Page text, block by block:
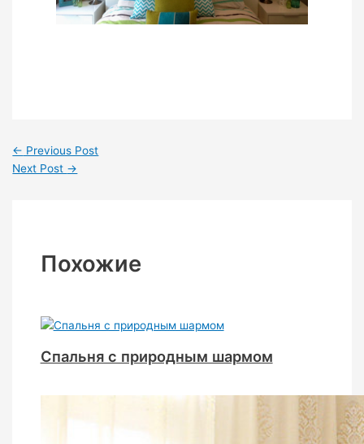
← Previous Post
Next Post →
Похожие
Спальня с природным шармом